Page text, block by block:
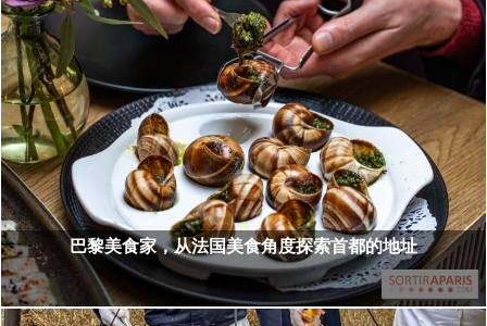
巴黎美食家，从法国美食角度探索首都的地址